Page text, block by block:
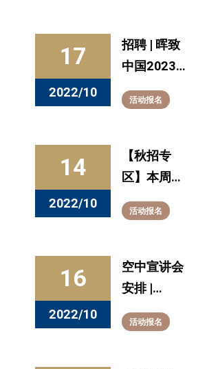
17
2022/10
招聘 | 晖致
中国2023
秋招正式启
动！
活动报名
14
2022/10
【秋招专
区】本周发
布的全职信
息看这里
10.13）
活动报名
16
2022/10
空中宣讲会
安排 |
10.17-
10.21
活动报名